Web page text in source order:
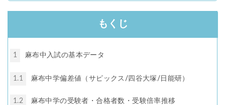
もくじ
1 麻布中入試の基本データ
1.1 麻布中学偏差値（サピックス/四谷大塚/日能研）
1.2 麻布中学の受験者・合格者数・受験倍率推移